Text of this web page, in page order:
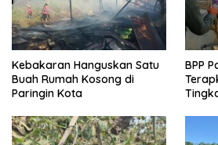
Kebakaran Hanguskan Satu
Buah Rumah Kosong di
Paringin Kota
BPP